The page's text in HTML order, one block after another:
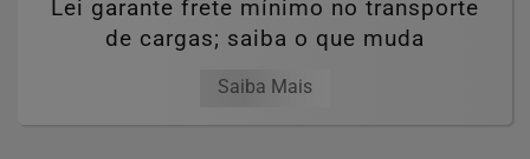
Lei garante frete mínimo no transporte
de cargas; saiba o que muda
Saiba Mais